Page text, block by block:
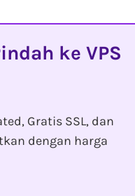
ke VPS
Gratis SSL, dan
dengan harga